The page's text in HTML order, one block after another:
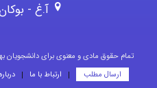
آ.غ - بوکان
تمام حقوق مادی و معنوی برای
ارسال مطلب
ارتباط با ما